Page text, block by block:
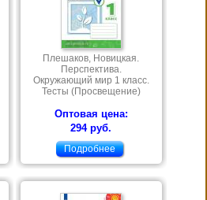
Плешаков, Новицкая.
Перспектива.
Окружающий мир 1 класс.
Тесты (Просвещение)
Оптовая цена:
294 руб.
Подробнее